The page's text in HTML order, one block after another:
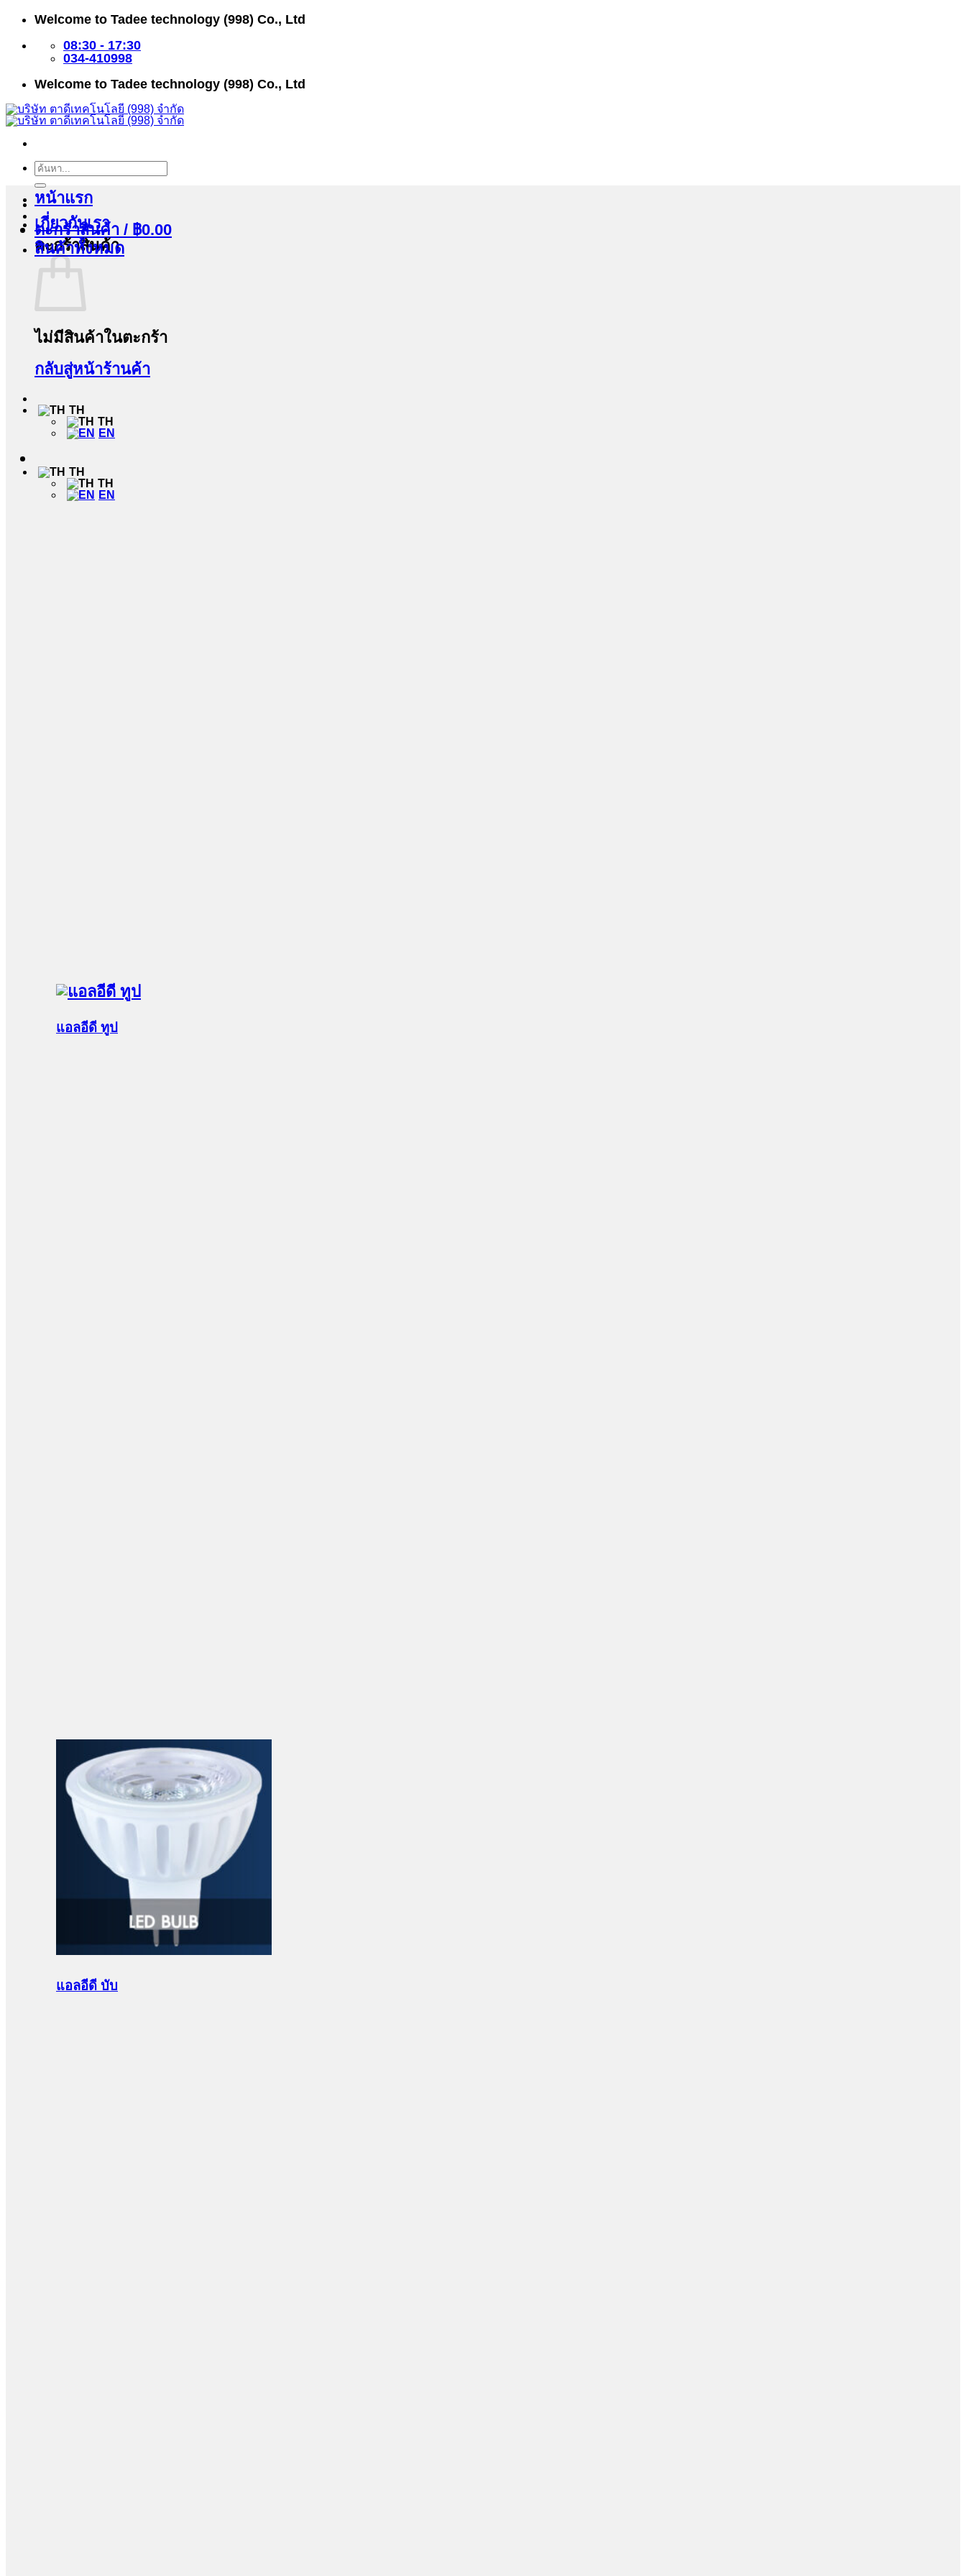
ข้าม
เนื้อหา
Welcome to Tadee technology (998) Co., Ltd
08:30 - 17:30
034-410998
Welcome to Tadee technology (998) Co., Ltd
ค้นหา:
ตะกร้าสินค้า / ฿0.00
ตะกร้าสินค้า
ไม่มีสินค้าในตะกร้า
กลับสู่หน้าร้านค้า
TH
TH
EN
TH
TH
EN
หน้าแรก
เกี่ยวกับเรา
สินค้าทั้งหมด
แอลอีดี ทูป
แอลอีดี บับ